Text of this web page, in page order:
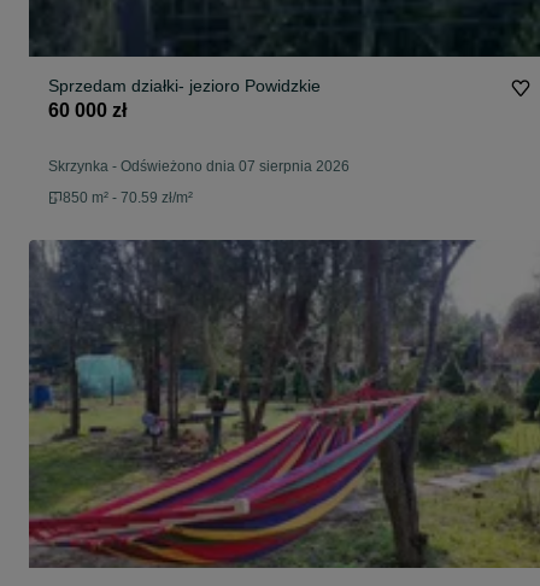
Sprzedam działki- jezioro Powidzkie
60 000 zł
Skrzynka - Odświeżono dnia 07 sierpnia 2026
850 m² - 70.59 zł/m²